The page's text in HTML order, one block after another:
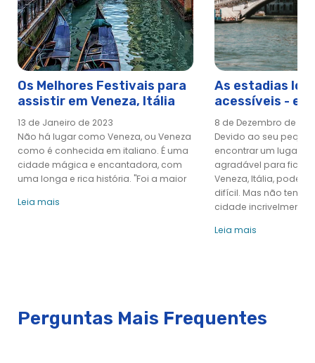
Os Melhores Festivais para
assistir em Veneza, Itália
13 de Janeiro de 2023
Não há lugar como Veneza, ou Veneza
como é conhecida em italiano. É uma
cidade mágica e encantadora, com
uma longa e rica história. "Foi a maior
Leia mais
As estadias
acessíveis - e
Veneza
8 de Dezembro de
Devido ao seu
encontrar um lugar
agradável para ficar
Veneza, Itália, pode
difícil. Mas não tenha
cidade incrivelmente
Leia mais
Perguntas Mais Frequentes